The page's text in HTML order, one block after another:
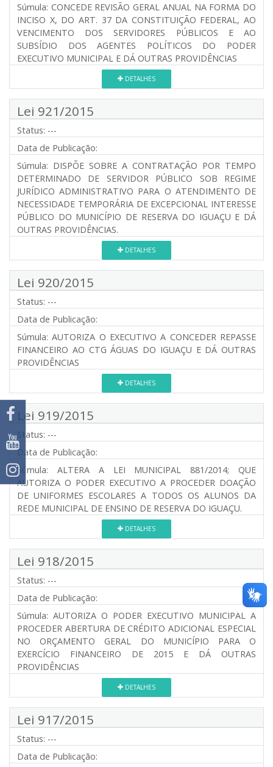
Súmula: CONCEDE REVISÃO GERAL ANUAL NA FORMA DO
INCISO X, DO ART. 37 DA CONSTITUIÇÃO FEDERAL, AO
VENCIMENTO DOS SERVIDORES PÚBLICOS E AO
SUBSÍDIO DOS AGENTES POLÍTICOS DO PODER
EXECUTIVO MUNICIPAL E DÁ OUTRAS PROVIDÊNCIAS
DETALHES
Lei 921/2015
Status: ---
Data de Publicação:
Súmula: DISPÕE SOBRE A CONTRATAÇÃO POR TEMPO
DETERMINADO DE SERVIDOR PÚBLICO SOB REGIME
JURÍDICO ADMINISTRATIVO PARA O ATENDIMENTO DE
NECESSIDADE TEMPORÁRIA DE EXCEPCIONAL INTERESSE
PÚBLICO DO MUNICÍPIO DE RESERVA DO IGUAÇU E DÁ
OUTRAS PROVIDÊNCIAS.
DETALHES
Lei 920/2015
Status: ---
Data de Publicação:
Súmula: AUTORIZA O EXECUTIVO A CONCEDER REPASSE
FINANCEIRO AO CTG ÁGUAS DO IGUAÇU E DÁ OUTRAS
PROVIDÊNCIAS
DETALHES
Lei 919/2015
Status: ---
Data de Publicação:
Súmula: ALTERA A LEI MUNICIPAL 881/2014; QUE
AUTORIZA O PODER EXECUTIVO A PROCEDER DOAÇÃO
DE UNIFORMES ESCOLARES A TODOS OS ALUNOS DA
REDE MUNICIPAL DE ENSINO DE RESERVA DO IGUAÇU.
DETALHES
Lei 918/2015
Status: ---
Data de Publicação:
Súmula: AUTORIZA O PODER EXECUTIVO MUNICIPAL A
PROCEDER ABERTURA DE CRÉDITO ADICIONAL ESPECIAL
NO ORÇAMENTO GERAL DO MUNICÍPIO PARA O
EXERCÍCIO FINANCEIRO DE 2015 E DÁ OUTRAS
PROVIDÊNCIAS
DETALHES
Lei 917/2015
Status: ---
Data de Publicação: